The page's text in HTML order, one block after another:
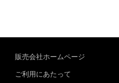
販売会社ホームページ
ご利用にあたって